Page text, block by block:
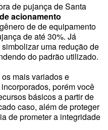
de pujança de Santa
de acionamento
de de equipamento
de até 30%. Já
uma redução de
do padrão utilizado.
mais variados e
porém você
básicos a partir de
caso, além de proteger
de prometer a integridade